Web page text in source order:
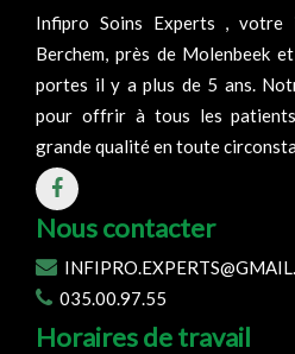
Infipro Soins Experts , votre
Berchem, près de Molenbeek
portes il y a plus de 5 ans.
pour offrir à tous les
grande qualité en toute
Nous contacter
035.00.97.55
Horaires de travail